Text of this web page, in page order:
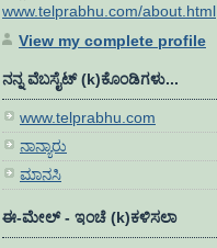
www.telprabhu.com/about.html
View my complete profile
ನನ್ನ ವೆಬಸೈಟ್ (k)ಕೊಂಡಿಗಳು...
www.telprabhu.com
ನಾನ್ಯಾರು
ಮಾನಸಿ
ಈ-ಮೇಲ್ - ಇಂಚೆ (k)ಕಳಿಸಲಾ